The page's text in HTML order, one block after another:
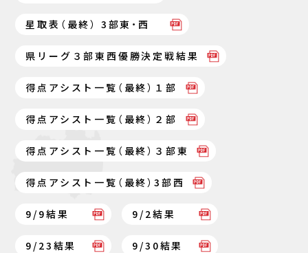
星取表（最終） 3部東・西
県リーグ３部東西優勝決定戦結果
得点アシスト一覧（最終）１部
得点アシスト一覧（最終）２部
得点アシスト一覧（最終）３部東
得点アシスト一覧（最終）3部西
9/9結果 9/2結果
9/23結果 9/30結果